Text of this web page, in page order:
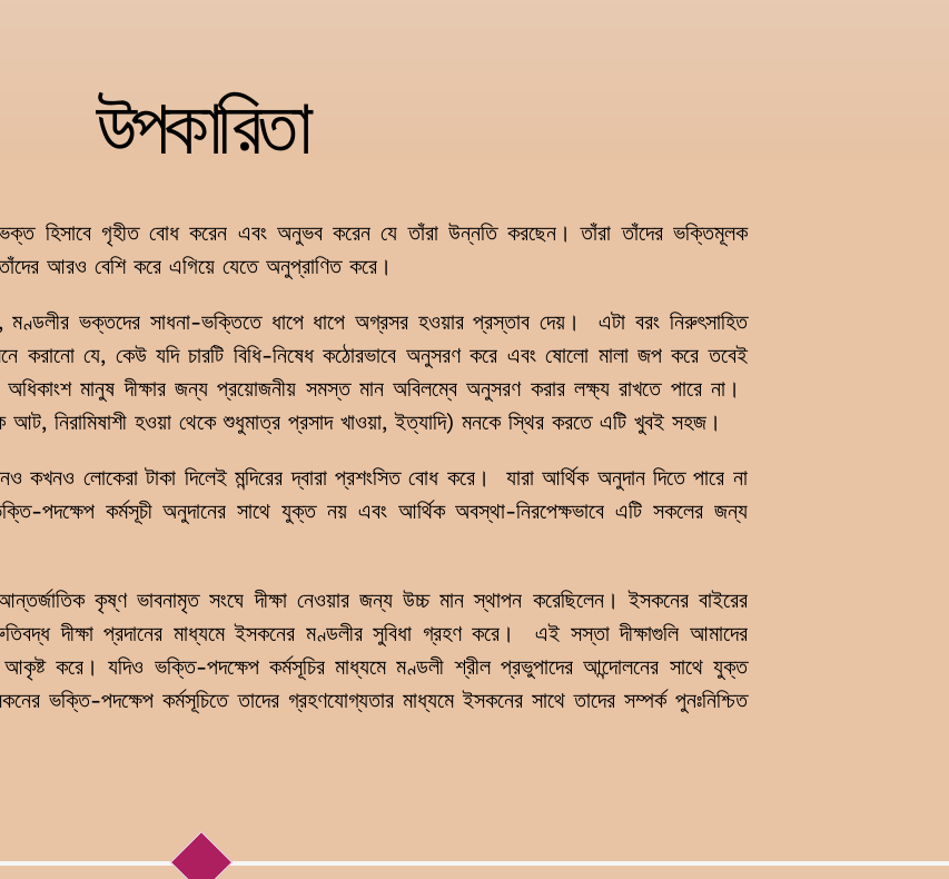
উপকারিতা
হিসাবে গৃহীত বোধ করেন এবং অনুভব করেন যে তাঁরা উন্নতি করছেন। তাঁরা তাঁদের ভক্তিমূলক
আরও বেশি করে এগিয়ে যেতে অনুপ্রাণিত করে।
মণ্ডলীর ভক্তদের সাধনা-ভক্তিতে ধাপে ধাপে অগ্রসর হওয়ার প্রস্তাব দেয়। এটা বরং নিরুৎসাহিত
করানো যে, কেউ যদি চারটি বিধি-নিষেধ কঠোরভাবে অনুসরণ করে এবং ষোলো মালা জপ করে তবেই
মানুষ দীক্ষার জন্য প্রয়োজনীয় সমস্ত মান অবিলম্বে অনুসরণ করার লক্ষ্য রাখতে পারে না।
আট, নিরামিষাশী হওয়া থেকে শুধুমাত্র প্রসাদ খাওয়া, ইত্যাদি) মনকে স্থির করতে এটি খুবই সহজ।
কখনও লোকেরা টাকা দিলেই মন্দিরের দ্বারা প্রশংসিত বোধ করে। যারা আর্থিক অনুদান দিতে পারে না
পদক্ষেপ কর্মসূচী অনুদানের সাথে যুক্ত নয় এবং আর্থিক অবস্থা-নিরপেক্ষভাবে এটি সকলের জন্য
কৃষ্ণ ভাবনামৃত সংঘে দীক্ষা নেওয়ার জন্য উচ্চ মান স্থাপন করেছিলেন। ইসকনের বাইরের
দীক্ষা প্রদানের মাধ্যমে ইসকনের মণ্ডলীর সুবিধা গ্রহণ করে। এই সস্তা দীক্ষাগুলি আমাদের
করে। যদিও ভক্তি-পদক্ষেপ কর্মসূচির মাধ্যমে মণ্ডলী শ্রীল প্রভুপাদের আন্দোলনের সাথে যুক্ত
পদক্ষেপ কর্মসূচিতে তাদের গ্রহণযোগ্যতার মাধ্যমে ইসকনের সাথে তাদের সম্পর্ক পুনঃনিশ্চিত